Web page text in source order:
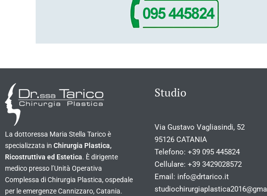
La dottoressa Maria Stella Tarico è
specializzata in Chirurgia Plastica,
Ricostruttiva ed Estetica. È dirigente
medico presso l’Unità Operativa
Complessa di Chirurgia Plastica, ospedale
per le emergenze Cannizzaro, Catania.
Studio
Via Gustavo Vagliasindi, 52
95126 CATANIA
Telefono:+39 095 445824
Cellulare:+39 3429028572
Email: info@drtarico.it